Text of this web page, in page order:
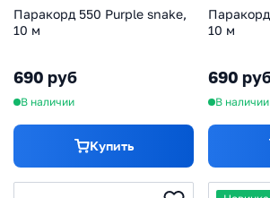
Паракорд 550 Purple snake,
10 м
690 руб
В наличии
Купить
10 м
690
В наличии